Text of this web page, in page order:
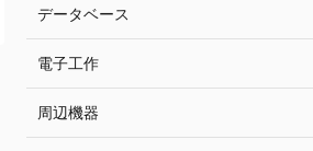
データベース
電子工作
周辺機器